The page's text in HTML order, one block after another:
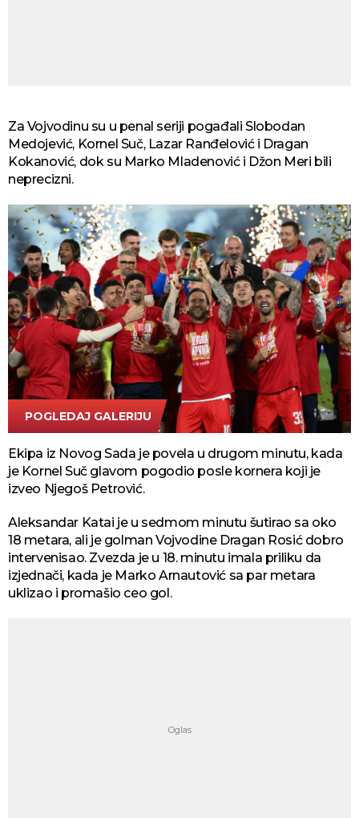
Za Vojvodinu su u penal seriji pogađali Slobodan
Medojević, Kornel Suč, Lazar Ranđelović i Dragan
Kokanović, dok su Marko Mladenović i Džon Meri bili
neprecizni.
FOTO TANJUG/AMIR HAMZAGIĆ
POGLEDAJ GALERIJU
Ekipa iz Novog Sada je povela u drugom minutu, kada
je Kornel Suč glavom pogodio posle kornera koji je
izveo Njegoš Petrović.
Aleksandar Katai je u sedmom minutu šutirao sa oko
18 metara, ali je golman Vojvodine Dragan Rosić dobro
intervenisao. Zvezda je u 18. minutu imala priliku da
izjednači, kada je Marko Arnautović sa par metara
uklizao i promašio ceo gol.